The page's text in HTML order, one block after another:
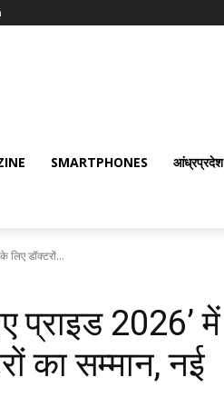
SMARTPHONES आंध्रप्रदेश
डॉक्टरों...
प्राइड 2026’ में
का सम्मान, नई